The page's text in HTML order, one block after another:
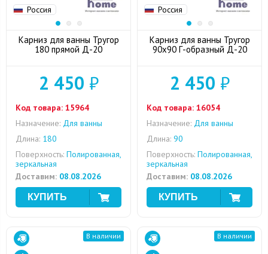
Россия
Карниз для ванны Тругор
180 прямой Д-20
2 450 ₽
Код товара: 15964
Назначение: Для ванны
Длина: 180
Поверхность: Полированная,
зеркальная
Доставим: 08.08.2026
Россия
Карниз для ванны Тругор
90x90 Г-образный Д-20
2 450 ₽
Код товара: 16054
Назначение: Для ванны
Длина: 90
Поверхность: Полированная,
зеркальная
Доставим: 08.08.2026
В наличии В наличии